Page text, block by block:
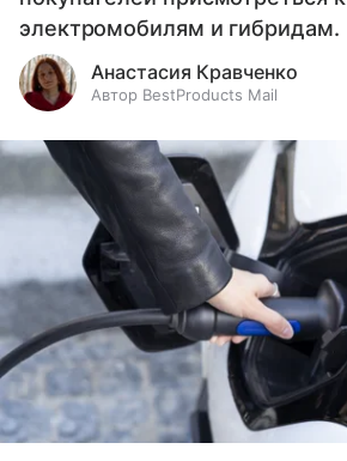
электромобилям и гибридам.
Анастасия Кравченко
Автор BestProducts Mail